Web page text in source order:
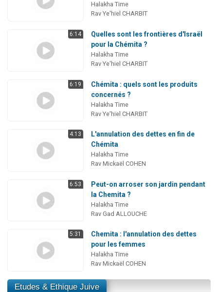
Halakha Time
Rav Ye'hiel CHARBIT
6:14
Quelles sont les frontières d'Israël
pour la Chémita ?
Halakha Time
Rav Ye'hiel CHARBIT
6:19
Chémita : quels sont les produits
concernés ?
Halakha Time
Rav Ye'hiel CHARBIT
4:13
L'annulation des dettes en fin de
Chémita
Halakha Time
Rav Mickaël COHEN
6:53
Peut-on arroser son jardin pendant
la Chemita ?
Halakha Time
Rav Gad ALLOUCHE
5:31
Chemita : l'annulation des dettes
pour les femmes
Halakha Time
Rav Mickaël COHEN
Etudes & Ethique Juive